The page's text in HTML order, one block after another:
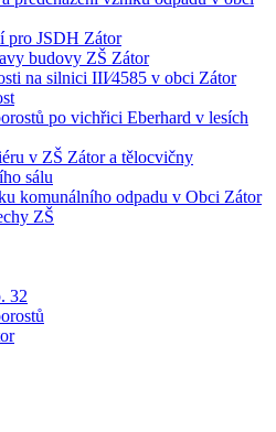
pro JSDH Zátor
budovy ZŠ Zátor
na silnici III⁄4585 v obci Zátor
po vichřici Eberhard v lesích
v ZŠ Zátor a tělocvičny
sálu
komunálního odpadu v Obci Zátor
ZŠ
32